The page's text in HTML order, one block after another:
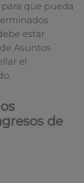
que pueda
estar
Asuntos
el
de